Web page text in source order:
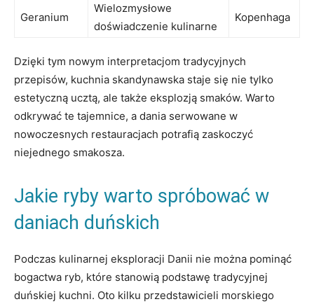
Geranium
Wielozmysłowe
doświadczenie kulinarne
Kopenhaga
Dzięki tym nowym interpretacjom tradycyjnych
przepisów, kuchnia​ skandynawska ‌staje się nie tylko
estetyczną ucztą, ale także eksplozją ‌smaków. Warto ​
odkrywać te ⁢tajemnice, ⁣a dania serwowane w
nowoczesnych restauracjach potrafią zaskoczyć
niejednego smakosza.
Jakie ryby warto spróbować w
daniach duńskich
Podczas kulinarnej eksploracji Danii ‌nie można pominąć
bogactwa ryb, które stanowią podstawę tradycyjnej
duńskiej kuchni. Oto kilku przedstawicieli morskiego‌